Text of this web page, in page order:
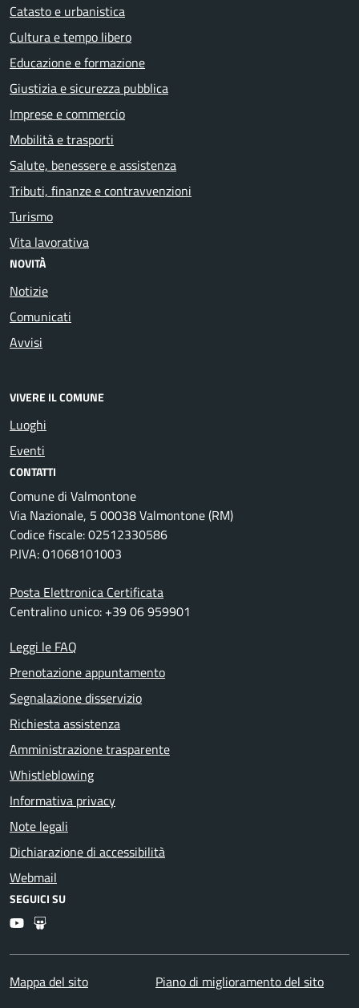
Catasto e urbanistica
Cultura e tempo libero
Educazione e formazione
Giustizia e sicurezza pubblica
Imprese e commercio
Mobilità e trasporti
Salute, benessere e assistenza
Tributi, finanze e contravvenzioni
Turismo
Vita lavorativa
NOVITÀ
Notizie
Comunicati
Avvisi
VIVERE IL COMUNE
Luoghi
Eventi
CONTATTI
Comune di Valmontone
Via Nazionale, 5 00038 Valmontone (RM)
Codice fiscale: 02512330586
P.IVA: 01068101003
Posta Elettronica Certificata
Centralino unico: +39 06 959901
Leggi le FAQ
Prenotazione appuntamento
Segnalazione disservizio
Richiesta assistenza
Amministrazione trasparente
Whistleblowing
Informativa privacy
Note legali
Dichiarazione di accessibilità
Webmail
SEGUICI SU
YoutubeSlideshare
Mappa del sito Piano di miglioramento del sito